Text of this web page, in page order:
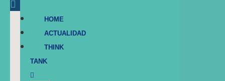
HOME
ACTUALIDAD
THINK
TANK